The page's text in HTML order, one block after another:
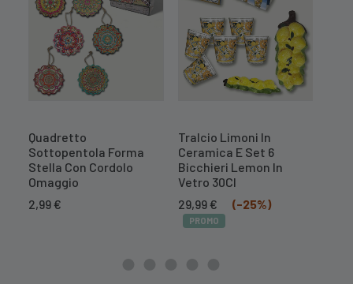
Quadretto
Sottopentola Forma
Stella Con Cordolo
Omaggio
2,99€
Tralcio Limoni In
Ceramica E Set 6
Bicchieri Lemon In
Vetro 30Cl
Il
prezzo
originale
39,99 €.
29,99€
prezzo
(-25%)
PROMO